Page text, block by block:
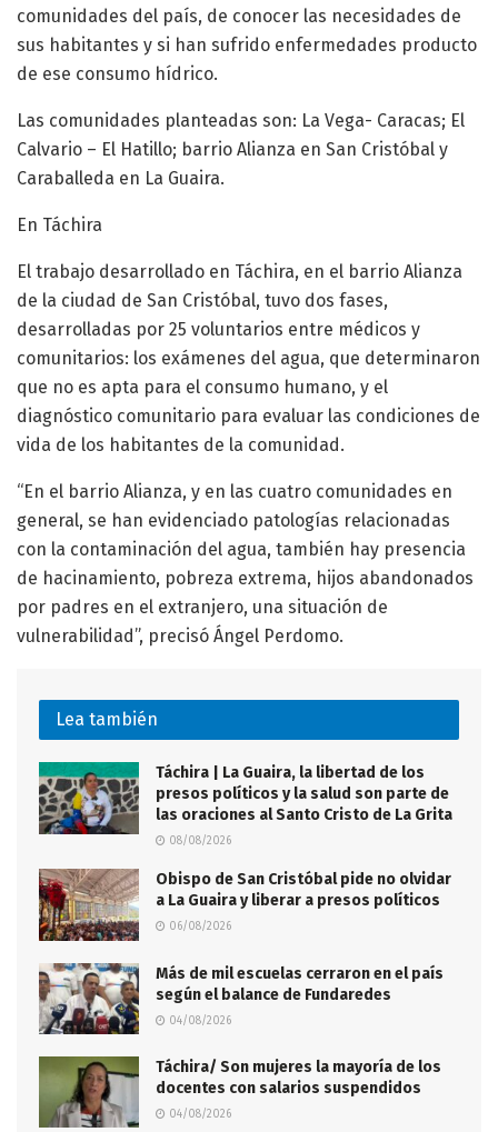
comunidades del país, de conocer las necesidades de
sus habitantes y si han sufrido enfermedades producto
de ese consumo hídrico.
Las comunidades planteadas son: La Vega- Caracas; El
Calvario – El Hatillo; barrio Alianza en San Cristóbal y
Caraballeda en La Guaira.
En Táchira
El trabajo desarrollado en Táchira, en el barrio Alianza
de la ciudad de San Cristóbal, tuvo dos fases,
desarrolladas por 25 voluntarios entre médicos y
comunitarios: los exámenes del agua, que determinaron
que no es apta para el consumo humano, y el
diagnóstico comunitario para evaluar las condiciones de
vida de los habitantes de la comunidad.
“En el barrio Alianza, y en las cuatro comunidades en
general, se han evidenciado patologías relacionadas
con la contaminación del agua, también hay presencia
de hacinamiento, pobreza extrema, hijos abandonados
por padres en el extranjero, una situación de
vulnerabilidad”, precisó Ángel Perdomo.
Lea también
Táchira | La Guaira, la libertad de los
presos políticos y la salud son parte de
las oraciones al Santo Cristo de La Grita
08/08/2026
Obispo de San Cristóbal pide no olvidar
a La Guaira y liberar a presos políticos
06/08/2026
Más de mil escuelas cerraron en el país
según el balance de Fundaredes
04/08/2026
Táchira/ Son mujeres la mayoría de los
docentes con salarios suspendidos
04/08/2026